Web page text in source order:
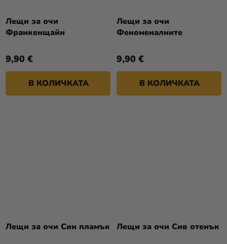
Лещи за очи
Франкенщайн
9,90 €
В КОЛИЧКАТА
Лещи за очи
Феноменалните
9,90 €
В КОЛИЧКАТА
Лещи за очи Син пламък Лещи за очи Сив отенък